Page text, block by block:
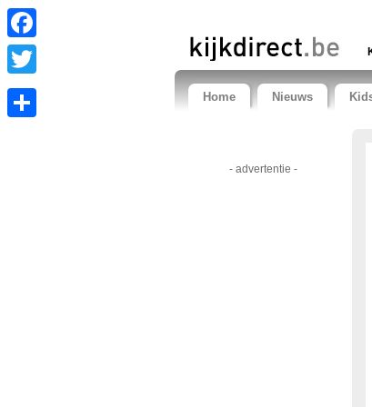
Facebook
Twitter
Home Nieuws
- advertentie -